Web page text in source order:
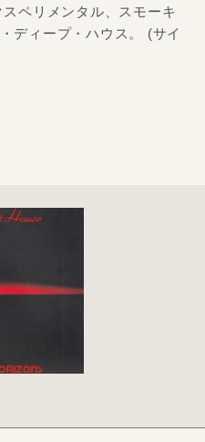
ペリメンタル、スモーキ
ディープ・ハウス。 (サイ